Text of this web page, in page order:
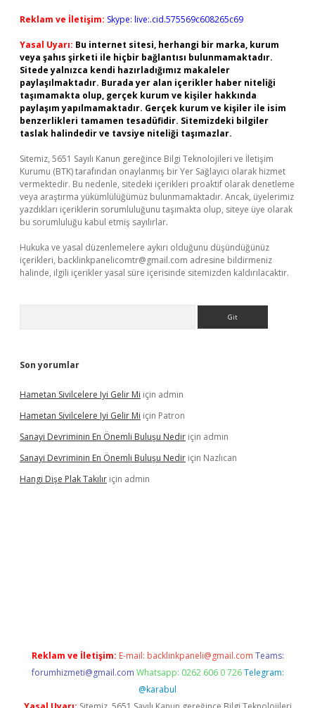
Reklam ve İletişim: Skype: live:.cid.575569c608265c69
Yasal Uyarı: Bu internet sitesi, herhangi bir marka, kurum
veya şahıs şirketi ile hiçbir bağlantısı bulunmamaktadır.
Sitede yalnızca kendi hazırladığımız makaleler
paylaşılmaktadır. Burada yer alan içerikler haber niteliği
taşımamakta olup, gerçek kurum ve kişiler hakkında
paylaşım yapılmamaktadır. Gerçek kurum ve kişiler ile isim
benzerlikleri tamamen tesadüfidir. Sitemizdeki bilgiler
taslak halindedir ve tavsiye niteliği taşımazlar.
Sitemiz, 5651 Sayılı Kanun gereğince Bilgi Teknolojileri ve İletişim
Kurumu (BTK) tarafından onaylanmış bir Yer Sağlayıcı olarak hizmet
vermektedir. Bu nedenle, sitedeki içerikleri proaktif olarak denetleme
veya araştırma yükümlülüğümüz bulunmamaktadır. Ancak, üyelerimiz
yazdıkları içeriklerin sorumluluğunu taşımakta olup, siteye üye olarak
bu sorumluluğu kabul etmiş sayılırlar.
Hukuka ve yasal düzenlemelere aykırı olduğunu düşündüğünüz
içerikleri, backlinkpanelicomtr@gmail.com adresine bildirmeniz
halinde, ilgili içerikler yasal süre içerisinde sitemizden kaldırılacaktır.
Son yorumlar
Hametan Sivilcelere Iyi Gelir Mi için admin
Hametan Sivilcelere Iyi Gelir Mi için Patron
Sanayi Devriminin En Önemli Buluşu Nedir için admin
Sanayi Devriminin En Önemli Buluşu Nedir için Nazlıcan
Hangi Dişe Plak Takılır için admin
Reklam ve İletişim: E-mail: backlinkpaneli@gmail.com Teams:
forumhizmeti@gmail.com Whatsapp: 0262 606 0 726 Telegram:
@karabul